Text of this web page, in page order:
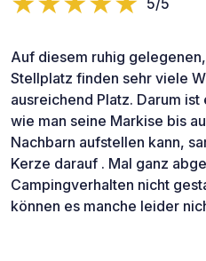
Auf diesem ruhig
Stellplatz finden sehr viele
ausreichend Platz. Darum
wie man seine Markise bis
Nachbarn aufstellen kann,
Kerze darauf . Mal ganz
Campingverhalten nicht
können es manche leider